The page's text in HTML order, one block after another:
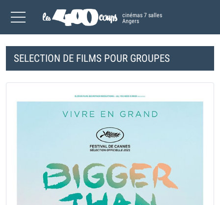
cinémas 7 salles
Angers
SELECTION DE FILMS POUR GROUPES